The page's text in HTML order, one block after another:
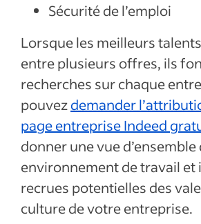
Sécurité de l’emploi
Lorsque les meilleurs
entre plusieurs offres, ils
recherches sur chaque
pouvezdemander
page entreprise Indeed
donner une vue
environnement de travail et
recrues potentielles des
culture de votre entreprise.